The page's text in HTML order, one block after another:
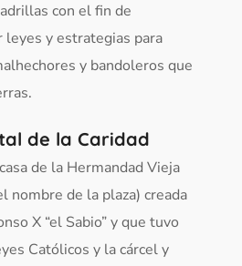
con el fin de
leyes y estrategias para
y bandoleros que
de la Caridad
de la Hermandad Vieja
nombre de la plaza) creada
X “el Sabio” y que tuvo
Católicos y la cárcel y